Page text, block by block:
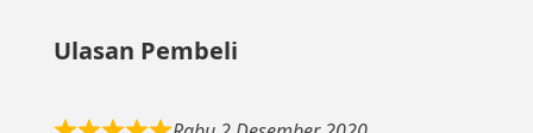
Ulasan Pembeli